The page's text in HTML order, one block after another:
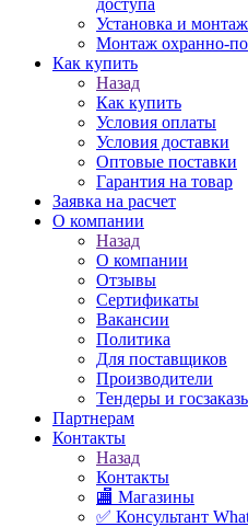
доступа
Установка и
Монтаж охранно-
Как купить
Назад
Как купить
Условия оплаты
Условия доставки
Оптовые поставки
Гарантия на товар
Заявка на расчет
О компании
Назад
О компании
Отзывы
Сертификаты
Вакансии
Политика
Для поставщиков
Производители
Тендеры и
Партнерам
Контакты
Назад
Контакты
🏬 Магазины
✅️ Консультант